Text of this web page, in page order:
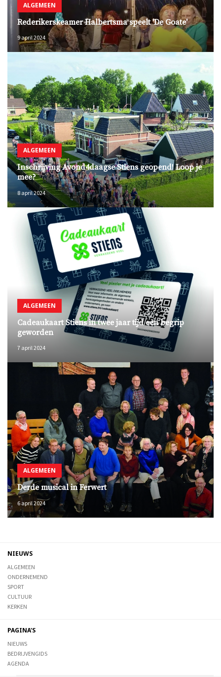
ALGEMEEN
Rederikerskeamer Halbertsma speelt 'De Goate'
9 april 2024
ALGEMEEN
Inschrijving Avond4daagse Stiens geopend! Loop je
mee?
8 april 2024
ALGEMEEN
Cadeaukaart Stiens in twee jaar tijd een begrip
geworden
7 april 2024
ALGEMEEN
Derde musical in Ferwert
6 april 2024
NIEUWS
ALGEMEEN
ONDERNEMEND
SPORT
CULTUUR
KERKEN
PAGINA'S
NIEUWS
BEDRIJVENGIDS
AGENDA